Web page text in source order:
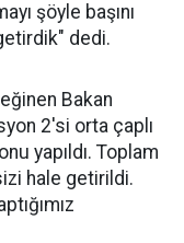
şöyle başını
dedi.
Bakan
2'si orta çaplı
yapıldı. Toplam
hale getirildi.